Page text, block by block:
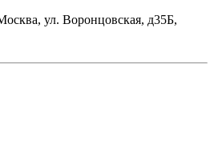
ул. Воронцовская, д35Б,